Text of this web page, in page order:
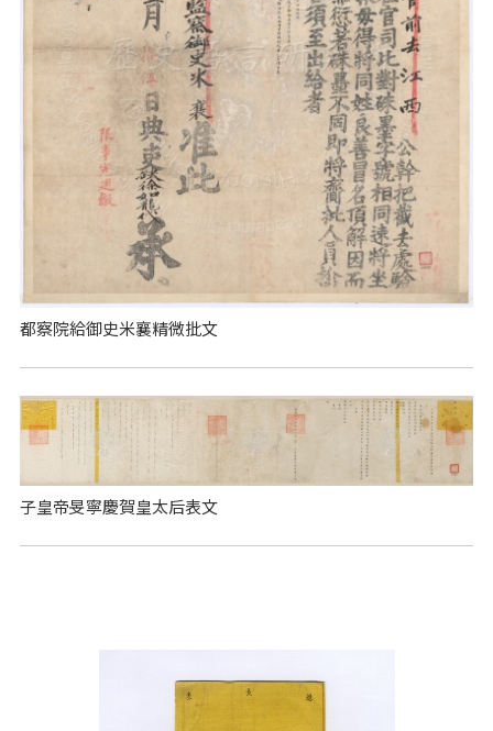
都察院給御史米襄精微批文
子皇帝旻寧慶賀皇太后表文